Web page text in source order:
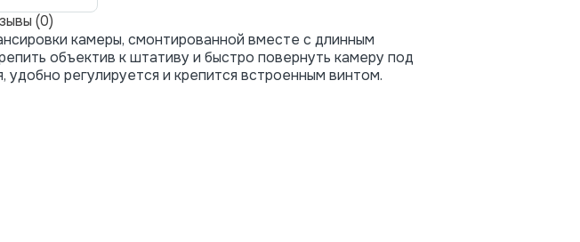
(0)
камеры, смонтированной вместе с длинным
объектив к штативу и быстро повернуть камеру под
регулируется и крепится встроенным винтом.